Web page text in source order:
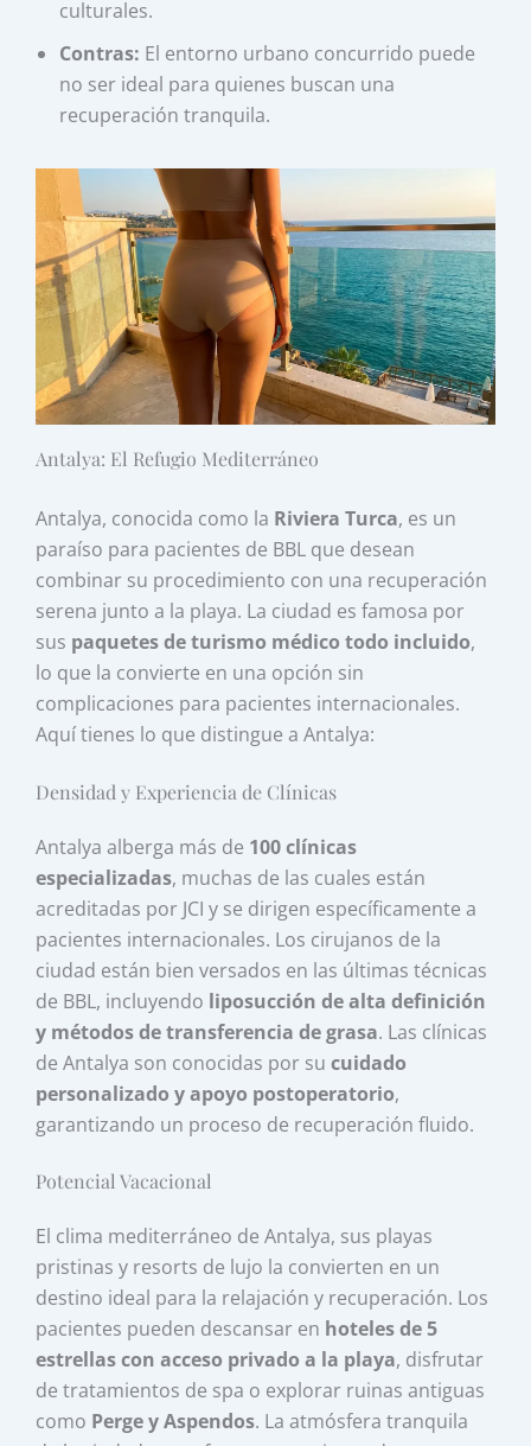
culturales.
Contras: El entorno urbano concurrido puede
no ser ideal para quienes buscan una
recuperación tranquila.
Antalya: El Refugio Mediterráneo
Antalya, conocida como la Riviera Turca, es un
paraíso para pacientes de BBL que desean
combinar su procedimiento con una recuperación
serena junto a la playa. La ciudad es famosa por
sus paquetes de turismo médico todo incluido,
lo que la convierte en una opción sin
complicaciones para pacientes internacionales.
Aquí tienes lo que distingue a Antalya:
Densidad y Experiencia de Clínicas
Antalya alberga más de 100 clínicas
especializadas, muchas de las cuales están
acreditadas por JCI y se dirigen específicamente a
pacientes internacionales. Los cirujanos de la
ciudad están bien versados en las últimas técnicas
de BBL, incluyendo liposucción de alta definición
y métodos de transferencia de grasa. Las clínicas
de Antalya son conocidas por sucuidado
personalizado y apoyo postoperatorio,
garantizando un proceso de recuperación fluido.
Potencial Vacacional
El clima mediterráneo de Antalya, sus playas
pristinas y resorts de lujo la convierten en un
destino ideal para la relajación y recuperación. Los
pacientes pueden descansar en hoteles de 5
estrellas con acceso privado a la playa, disfrutar
de tratamientos de spa o explorar ruinas antiguas
como Perge y Aspendos. La atmósfera tranquila